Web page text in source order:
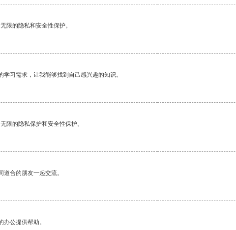
限的隐私和安全性保护。
习需求，让我能够找到自己感兴趣的知识。
限的隐私保护和安全性保护。
合的朋友一起交流。
公提供帮助。